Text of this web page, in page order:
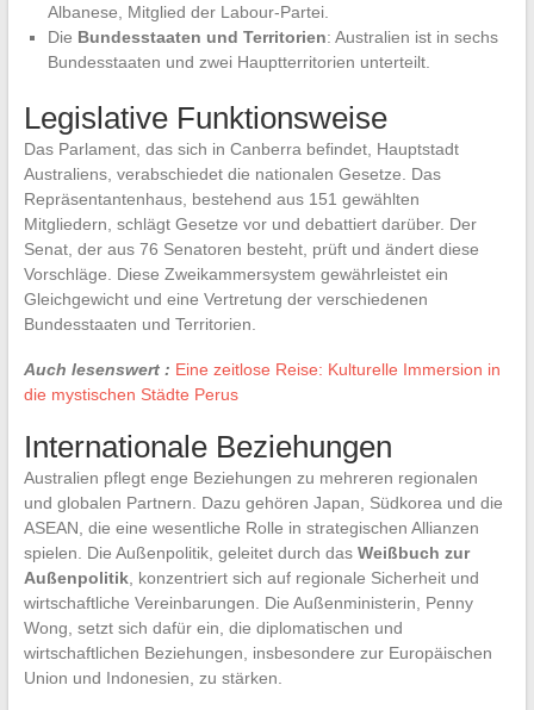
Albanese, Mitglied der Labour-Partei.
Die Bundesstaaten und Territorien: Australien ist in sechs
Bundesstaaten und zwei Hauptterritorien unterteilt.
Legislative Funktionsweise
Das Parlament, das sich in Canberra befindet, Hauptstadt
Australiens, verabschiedet die nationalen Gesetze. Das
Repräsentantenhaus, bestehend aus 151 gewählten
Mitgliedern, schlägt Gesetze vor und debattiert darüber. Der
Senat, der aus 76 Senatoren besteht, prüft und ändert diese
Vorschläge. Diese Zweikammersystem gewährleistet ein
Gleichgewicht und eine Vertretung der verschiedenen
Bundesstaaten und Territorien.
Auch lesenswert : Eine zeitlose Reise: Kulturelle Immersion in
die mystischen Städte Perus
Internationale Beziehungen
Australien pflegt enge Beziehungen zu mehreren regionalen
und globalen Partnern. Dazu gehören Japan, Südkorea und die
ASEAN, die eine wesentliche Rolle in strategischen Allianzen
spielen. Die Außenpolitik, geleitet durch das Weißbuch zur
Außenpolitik, konzentriert sich auf regionale Sicherheit und
wirtschaftliche Vereinbarungen. Die Außenministerin, Penny
Wong, setzt sich dafür ein, die diplomatischen und
wirtschaftlichen Beziehungen, insbesondere zur Europäischen
Union und Indonesien, zu stärken.